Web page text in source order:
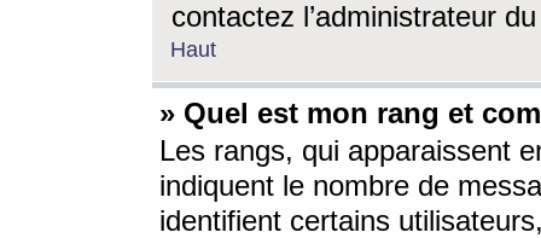
contactez l’administrateur
Haut
» Quel est mon rang et
Les rangs, qui apparaissent
indiquent le nombre de
identifient certains